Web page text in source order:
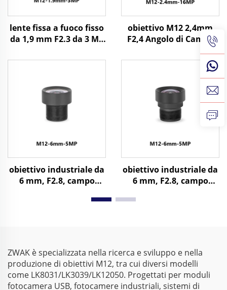
lente fissa a fuoco fisso
da 1,9 mm F2.3 da 3 MP
150° e attacco M12 per
obiettivo M12 2,4mm
F2,4 Angolo di Campo
Formato Immagine
obiettivo industriale da
6 mm, F2.8, campo
(HFOV) di 60 gradi, 5 MP,
obiettivo industriale da
6 mm, F2.8, campo
(HFOV) di 60 gradi, 8 MP,
ZWAK è specializzata nella ricerca e sviluppo e nella
produzione di obiettivi M12, tra cui diversi modelli
come LK8031/LK3039/LK12050. Progettati per moduli
fotocamera USB, fotocamere industriali, sistemi di